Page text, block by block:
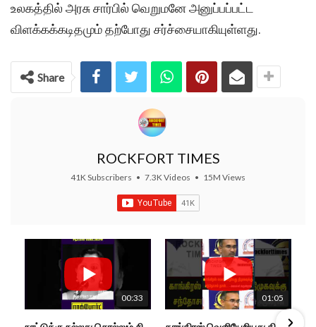
உலகத்தில் அரசு சார்பில் வெறுமனே அனுப்பப்பட்ட
விளக்கக்கடிதமும் தற்போது சர்ச்சையாகியுள்ளது.
Share
ROCKFORT TIMES
41K Subscribers • 7.3K Videos • 15M Views
00:33 01:05